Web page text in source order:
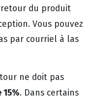
du produit
Vous pouvez
par courriel à las
ne doit pas
. Dans certains